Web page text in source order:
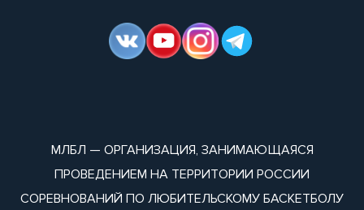
МЛБЛ — ОРГАНИЗАЦИЯ, ЗАНИМАЮЩАЯСЯ
ПРОВЕДЕНИЕМ НА ТЕРРИТОРИИ РОССИИ
СОРЕВНОВАНИЙ ПО ЛЮБИТЕЛЬСКОМУ БАСКЕТБОЛУ